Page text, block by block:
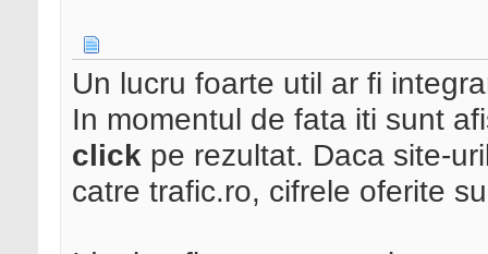
Un lucru foarte util ar fi
In momentul de fata iti sunt
click pe rezultat. Daca site-
catre trafic.ro, cifrele oferite